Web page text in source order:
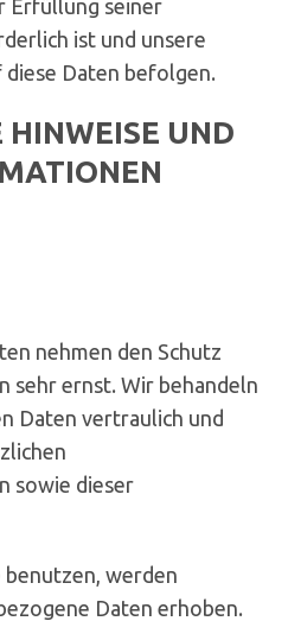
Erfüllung seiner
ist und unsere
diese Daten befolgen.
UND
nehmen den Schutz
sehr ernst. Wir behandeln
Daten vertraulich und
sowie dieser
benutzen, werden
Daten erhoben.